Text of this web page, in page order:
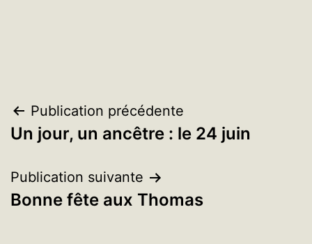
Navigation
de
l’article
Publication précédente
Un jour, un ancêtre : le 24 juin
Publication suivante
Bonne fête aux Thomas